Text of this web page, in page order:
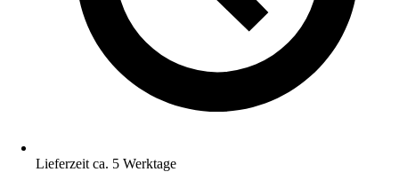
Lieferzeit ca. 5 Werktage